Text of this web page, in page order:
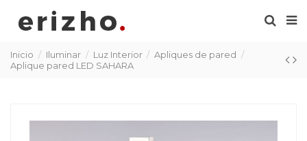
Inicio Iluminar Luz Interior
Apliques de pared
Aplique pared LED SAHARA